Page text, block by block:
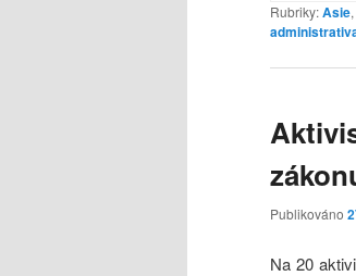
Rubriky:Asie,
Publikováno
Na 20